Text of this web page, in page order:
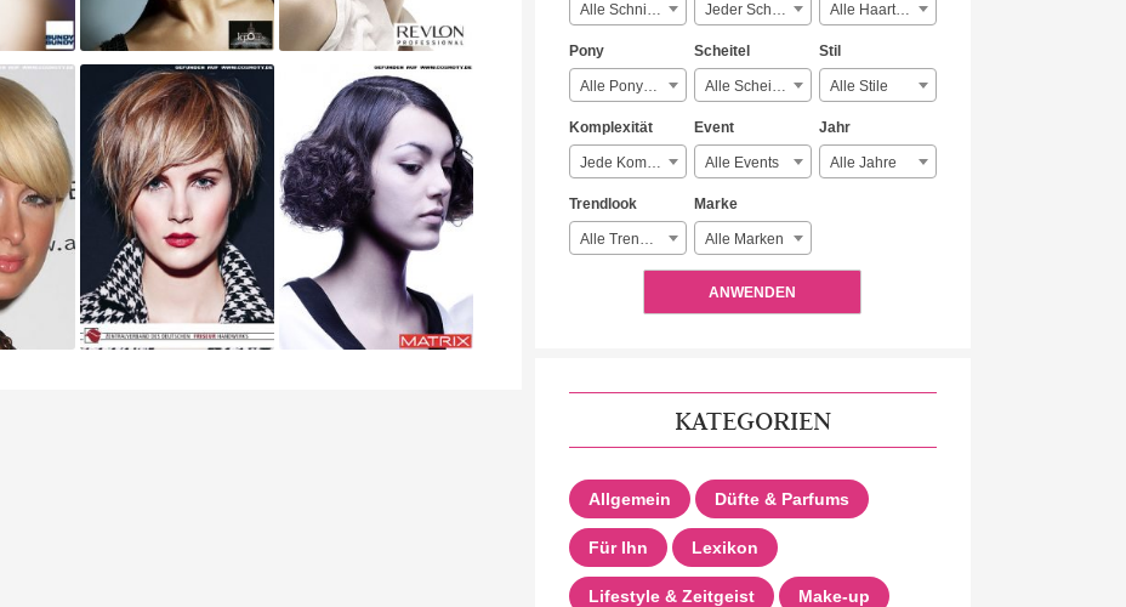
Alle Schnitte Jeder Schmuck Alle Haartypen
Pony
Alle Ponyarten
Scheitel
Alle Scheitelarten
Stil
Alle Stile
Komplexität
Jede Komplexität
Event
Alle Events
Jahr
Alle Jahre
Trendlook
Alle Trendlooks
Marke
Alle Marken
ANWENDEN
KATEGORIEN
Allgemein Düfte & Parfums
Für Ihn Lexikon
Lifestyle & Zeitgeist Make-up